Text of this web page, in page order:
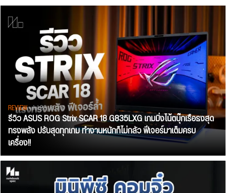
REVIEW• Jul 28, 2026
รีวิว ASUS ROG Strix SCAR 18 G835LXG เกมมิ่งโน้ตบุ๊กเรือธงสุด
ทรงพลัง ปรับสุดทุกเกม ทำงานหนักก็ไม่กลัว ฟีเจอร์มาเต็มครบ
เครื่อง!!